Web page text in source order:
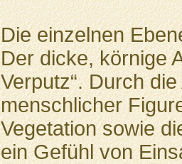
Die einzelnen
Der dicke, körnige
Verputz“. Durch
menschlicher
Vegetation sowie
ein Gefühl von